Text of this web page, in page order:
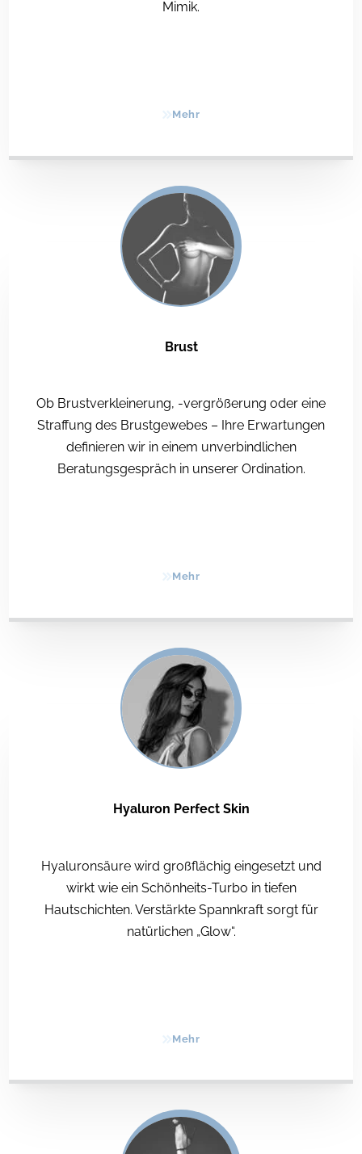
Mimik.
Mehr
Brust
Ob Brustverkleinerung, -vergrößerung oder eine
Straffung des Brustgewebes – Ihre Erwartungen
definieren wir in einem unverbindlichen
Beratungsgespräch in unserer Ordination.
Mehr
Hyaluron Perfect Skin
Hyaluronsäure wird großflächig eingesetzt und
wirkt wie ein Schönheits-Turbo in tiefen
Hautschichten. Verstärkte Spannkraft sorgt für
natürlichen „Glow“.
Mehr